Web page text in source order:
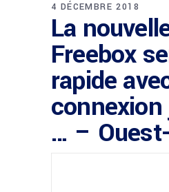
4 DÉCEMBRE 2018
La
Freebox
rapide
connexion
… –